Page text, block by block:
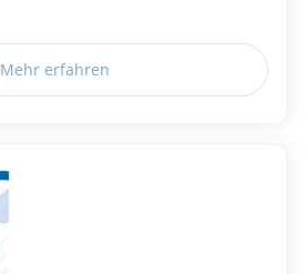
Mehr erfahren